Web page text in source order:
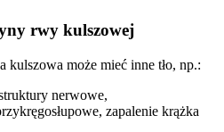
rwy kulszowej
kulszowa może mieć inne tło, np.:
nerwowe,
zapalenie krążka